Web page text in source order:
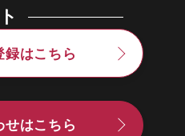
録はこちら
せはこちら